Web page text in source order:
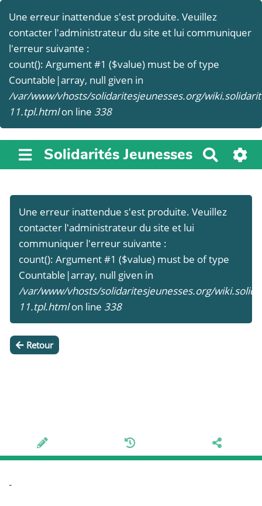
Une erreur inattendue s'est produite. Veuillez
contacter l'administrateur du site et lui communiquer
l'erreur suivante :
count(): Argument #1 ($value) must be of type
Countable|array, null given in
/var/www/vhosts/solidaritesjeunesses.org/
11.tpl.htmlon line 338
Solidarités Jeunesses
e
h
e
h
r
Une erreur inattendue s'est produite. Veuillez
contacter l'administrateur du site et lui
communiquer l'erreur suivante :
count(): Argument #1 ($value) must be of type
Countable|array, null given in
/var/www/vhosts/solidaritesjeunesses.org/
11.tpl.htmlon line 338
Retour
-